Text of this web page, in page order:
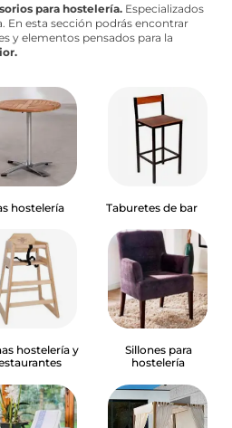
para hostelería. Especializados
En esta sección podrás encontrar
y elementos pensados para la
hostelería Taburetes de bar
hostelería y
Sillones para
hostelería